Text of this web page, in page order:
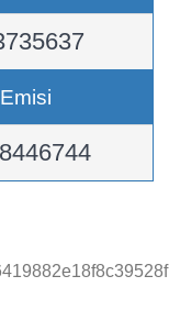
Emisi